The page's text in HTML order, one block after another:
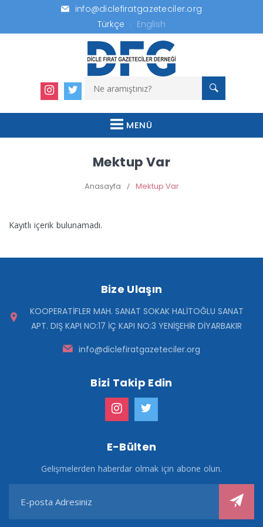
info@diclefiratgazeteciler.org
Türkçe
English
MENÜ
Mektup Var
Anasayfa / Mektup Var
Kayıtlı içerik bulunamadı.
Bize Ulaşın
KOOPERATİFLER MAH. SANAT SOKAK HALİTOĞLU SANAT
APT. DIŞ KAPI NO:17 İÇ KAPI NO:3 YENİŞEHİR DİYARBAKIR
info@diclefiratgazeteciler.org
Bizi Takip Edin
E-Bülten
Gelişmelerden haberdar olmak için abone olun.